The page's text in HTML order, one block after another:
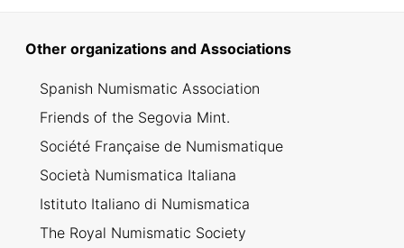
Other organizations and Associations
Spanish Numismatic Association
Friends of the Segovia Mint.
Société Française de Numismatique
Società Numismatica Italiana
Istituto Italiano di Numismatica
The Royal Numismatic Society